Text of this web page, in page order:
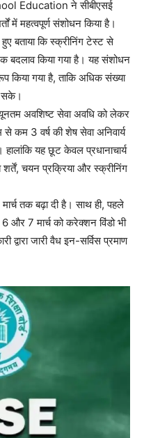
Education ने सीबीएसई
में महत्वपूर्ण संशोधन किया है।
हुए बताया कि स्क्रीनिंग टेस्ट से
बदलाव किया गया है। यह संशोधन
किया गया है, ताकि अधिक संख्या
सके।
अवशिष्ट सेवा अवधि को लेकर
कम 3 वर्ष की शेष सेवा अनिवार्य
यह छूट केवल प्रधानाचार्य
शर्तें, चयन प्रक्रिया और स्क्रीनिंग
तक बढ़ा दी है। साथ ही, पहले
7 मार्च को करेक्शन विंडो भी
द्वारा जारी वैध इन-सर्विस प्रमाण